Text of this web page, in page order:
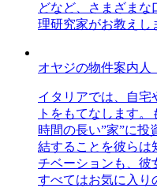
どなど、さまざま
理研究家がお教えし
オヤジの物件案内人
イタリアでは、自宅
トをもてなします
時間の長い”家”に投
結することを彼らは
チベーションも、彼
すべてはお気に入り